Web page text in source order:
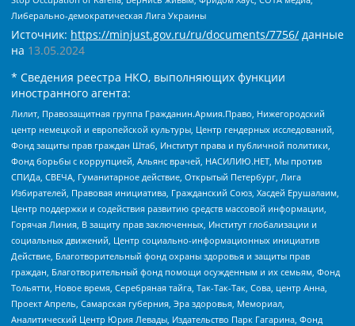
Либерально-демократическая Лига Украины
Источник: https://minjust.gov.ru/ru/documents/7756/ данные
на 13.05.2024
* Сведения реестра НКО, выполняющих функции
иностранного агента:
Лилит, Правозащитная группа Гражданин.Армия.Право, Нижегородский
центр немецкой и европейской культуры, Центр гендерных исследований,
Фонд защиты прав граждан Штаб, Институт права и публичной политики,
Фонд борьбы с коррупцией, Альянс врачей, НАСИЛИЮ.НЕТ, Мы против
СПИДа, СВЕЧА, Гуманитарное действие, Открытый Петербург, Лига
Избирателей, Правовая инициатива, Гражданский Союз, Хасдей Ерушалаим,
Центр поддержки и содействия развитию средств массовой информации,
Горячая Линия, В защиту прав заключенных, Институт глобализации и
социальных движений, Центр социально-информационных инициатив
Действие, Благотворительный фонд охраны здоровья и защиты прав
граждан, Благотворительный фонд помощи осужденным и их семьям, Фонд
Тольятти, Новое время, Серебряная тайга, Так-Так-Так, Сова, центр Анна,
Проект Апрель, Самарская губерния, Эра здоровья, Мемориал,
Аналитический Центр Юрия Левады, Издательство Парк Гагарина, Фонд